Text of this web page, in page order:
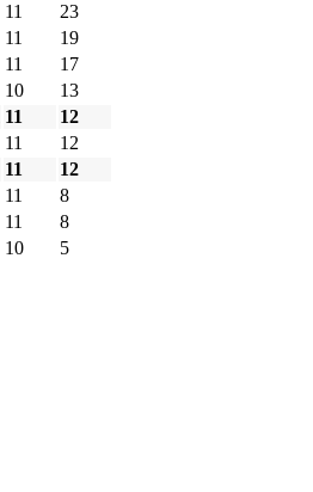
11
23
11
19
11
17
10
13
11
12
11
12
11
12
11
8
11
8
10 5